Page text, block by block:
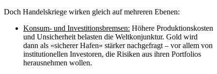
Doch Handelskriege wirken gleich auf mehreren Ebenen:
Konsum- und Investitionsbremsen: Höhere Produktionskosten
und Unsicherheit belasten die Weltkonjunktur. Gold wird
dann als «sicherer Hafen» stärker nachgefragt – vor allem von
institutionellen Investoren, die Risiken aus ihren Portfolios
herausnehmen wollen.